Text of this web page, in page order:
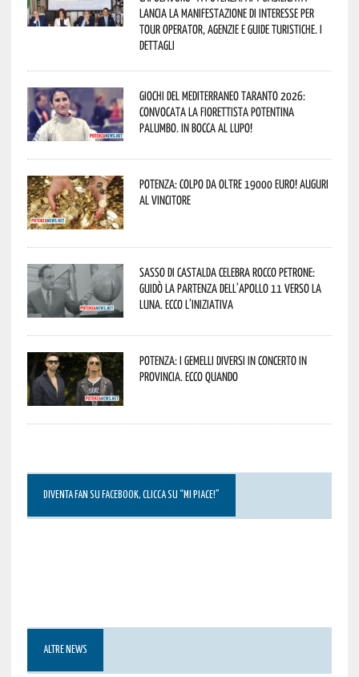
lancia la manifestazione di interesse per
Tour Operator, Agenzie e Guide Turistiche. I
dettagli
Giochi del Mediterraneo Taranto 2026:
convocata la fiorettista potentina
Palumbo. In bocca al lupo!
Potenza: colpo da oltre 19000 Euro! Auguri
al vincitore
Sasso di Castalda celebra Rocco Petrone:
guidò la partenza dell’Apollo 11 verso la
Luna. Ecco l’iniziativa
Potenza: i Gemelli DiVersi in concerto in
provincia. Ecco quando
DIVENTA FAN SU FACEBOOK, CLICCA SU “MI PIACE!”
ALTRE NEWS